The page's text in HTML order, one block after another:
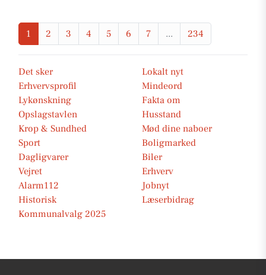
1 2 3 4 5 6 7 ... 234
Det sker
Lokalt nyt
Erhvervsprofil
Mindeord
Lykønskning
Fakta om
Opslagstavlen
Husstand
Krop & Sundhed
Mød dine naboer
Sport
Boligmarked
Dagligvarer
Biler
Vejret
Erhverv
Alarm112
Jobnyt
Historisk
Læserbidrag
Kommunalvalg 2025